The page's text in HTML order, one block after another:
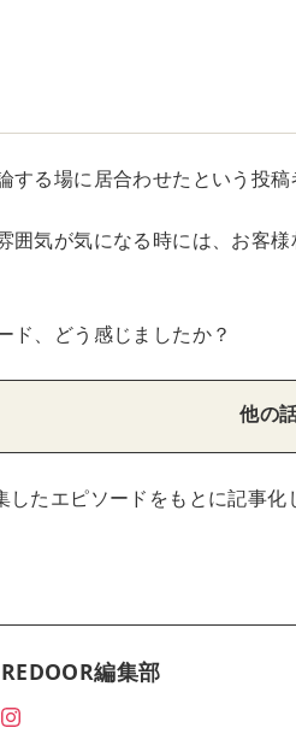
する場に居合わせたという投稿
囲気が気になる時には、お客
ド、どう感じましたか？
他の
たエピソードをもとに記事化
編集部